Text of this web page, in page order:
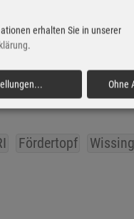
Es handelt
Fördertopf Wissing
erhalten Sie in unserer
.
... Ohne